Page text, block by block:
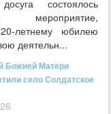
состоялось
мероприятие,
юбилею
деятельн...
Божией Матери
село Солдатское